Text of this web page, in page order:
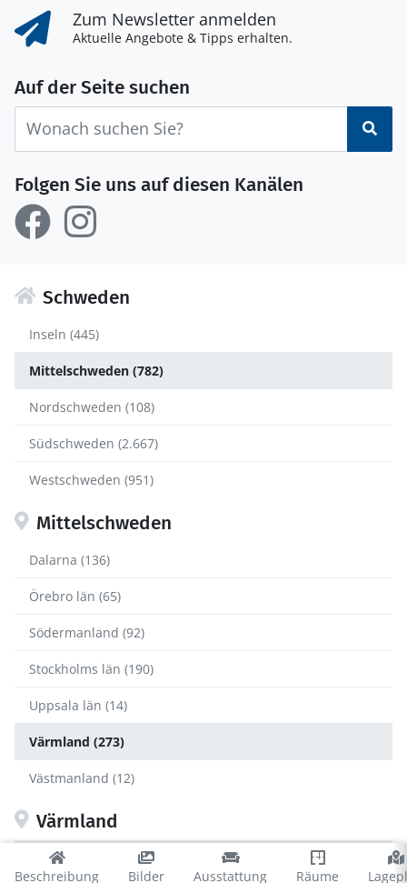
Beschreibung Bilder Ausstattung Räume
Zum Newsletter anmelden
Aktuelle Angebote & Tipps erhalten.
Auf der Seite suchen
Folgen Sie uns auf diesen Kanälen
Schweden
Inseln (445)
Mittelschweden (782)
Nordschweden (108)
Südschweden (2.667)
Westschweden (951)
Mittelschweden
Dalarna (136)
Örebro län (65)
Södermanland (92)
Stockholms län (190)
Uppsala län (14)
Värmland (273)
Västmanland (12)
Värmland
Årjäng (36)